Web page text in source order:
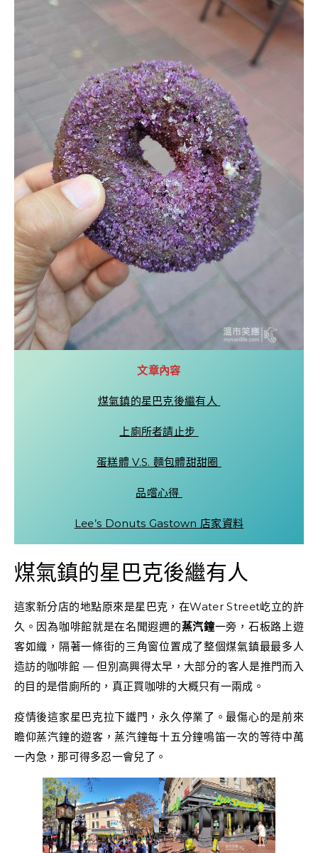
文章內容
煤氣鎮的星巴克後繼有人
上廁所者請止步
蛋糕體 V.S. 麵包體甜甜圈
品嚐心得
Lee’s Donuts Gastown 店家資料
煤氣鎮的星巴克後繼有人
這家新分店的地點原來是星巴克，在Water Street屹立的許
久。因為咖啡館就是在名聞遐邇的蒸汽鐘一旁，石板路上遊
客如織，隔著一條街的三角窗位置成了整個煤氣鎮最最多人
造訪的咖啡館 — 但別高興得太早，大部分的客人是推門而入
的目的是借廁所的，真正買咖啡的大概只有一兩成。
疫情後這家星巴克拉下鐵門，永久停業了。最傷心的是前來
瞻仰蒸汽鐘的遊客，蒸汽鐘每十五分鐘鳴笛一次的等待中萬
一內急，那可得多忍一會兒了。